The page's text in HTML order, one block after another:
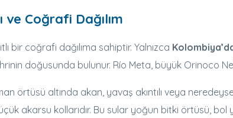
ve Coğrafi Dağılım
bir coğrafi dağılıma sahiptir. Yalnızca
doğusunda bulunur. Río Meta, büyük Orinoco
örtüsü altında akan, yavaş akıntılı veya
akarsu kollarıdır. Bu sular yoğun bitki örtüsü,